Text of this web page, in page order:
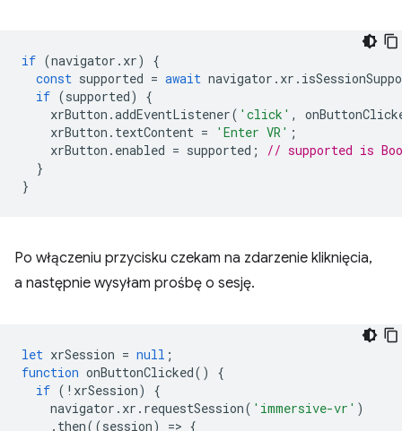
if (navigator . xr)
{
const supported = await navigator . xr .
if (supported)
{
xrButton .addEventListener( 'click' ,
xrButton . textContent = 'Enter VR' ;
xrButton . enabled = supported ;
// supported is
}
}
Po włączeniu przycisku czekam na zdarzenie kliknięcia,
a następnie wysyłam prośbę o sesję.
let xrSession = null ;
function onButtonClicked()
{
if ( ! xrSession)
{
navigator . xr . requestSession( 'immersive-vr' )
. then((session) => {